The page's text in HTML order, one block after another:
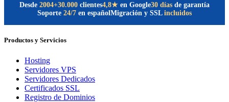
Desde 2004+30.000 clientes4,8★ en Google30 días de garantía
Soporte 24/7 en españolMigración y SSL incluidos
Productos y Servicios
Hosting
Servidores VPS
Servidores Dedicados
Certificados SSL
Registro de Dominios